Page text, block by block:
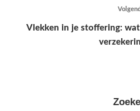
Vlekken in je stoffering: